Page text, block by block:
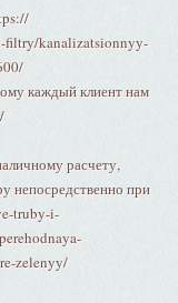
filtry/kanalizatsionnyy-
каждый клиент нам
расчету,
непосредственно при
truby-i-
zelenyy/